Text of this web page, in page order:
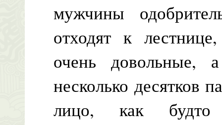
мужчины
отходят к
очень довольные,
несколько десятков
лицо, как будто